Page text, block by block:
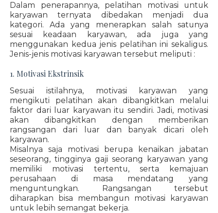
Dalam penerapannya, pelatihan motivasi untuk
karyawan ternyata dibedakan menjadi dua
kategori. Ada yang menerapkan salah satunya
sesuai keadaan karyawan, ada juga yang
menggunakan kedua jenis pelatihan ini sekaligus.
Jenis-jenis motivasi karyawan tersebut meliputi :
1. Motivasi Ekstrinsik
Sesuai istilahnya, motivasi karyawan yang
mengikuti pelatihan akan dibangkitkan melalui
faktor dari luar karyawan itu sendiri. Jadi, motivasi
akan dibangkitkan dengan memberikan
rangsangan dari luar dan banyak dicari oleh
karyawan.
Misalnya saja motivasi berupa kenaikan jabatan
seseorang, tingginya gaji seorang karyawan yang
memiliki motivasi tertentu, serta kemajuan
perusahaan di masa mendatang yang
menguntungkan. Rangsangan tersebut
diharapkan bisa membangun motivasi karyawan
untuk lebih semangat bekerja.